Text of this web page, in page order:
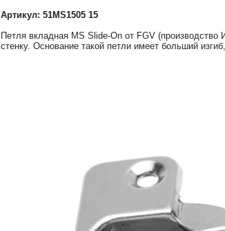
Артикул: 51MS1505 15
Петля вкладная MS Slide-On от FGV
стенку. Основание такой петли имеет больший